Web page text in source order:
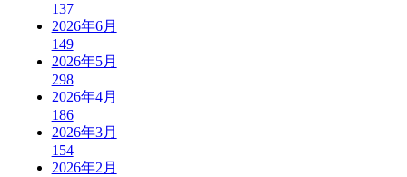
137
2026年6月
149
2026年5月
298
2026年4月
186
2026年3月
154
2026年2月